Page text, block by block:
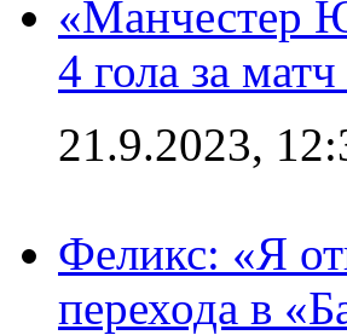
«Манчестер
4 гола за
21.9.2023,
Феликс: «Я
перехода в